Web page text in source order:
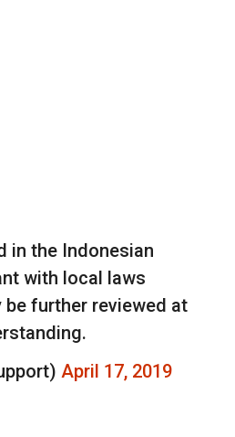
in the Indonesian
with local laws
further reviewed at
April 17, 2019